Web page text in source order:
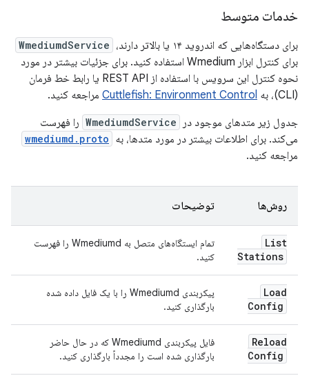
خدمات متوسط
برای دستگاه‌هایی که اندروید ۱۴ یا بالاتر دارند، WmediumdService
برای کنترل ابزار Wmedium استفاده کنید. برای جزئیات بیشتر در مورد
نحوه کنترل این سرویس با استفاده از REST API یا رابط خط فرمان
(CLI)، به
Cuttlefish: Environment Control مراجعه کنید.
جدول زیر متدهای موجود در
WmediumdService را فهرست
می‌کند. برای اطلاعات بیشتر در مورد متدها، به wmediumd.proto
مراجعه کنید.
روش‌ها توضیحات
List
Stations
تمام ایستگاه‌های متصل به Wmediumd را فهرست
کنید.
Load
Config
پیکربندی Wmediumd را با یک فایل داده شده
بارگذاری کنید.
Reload
Config
فایل پیکربندی Wmediumd که در حال حاضر
بارگذاری شده است را مجدداً بارگذاری کنید.